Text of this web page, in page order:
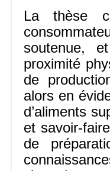
La thèse
soutenue,
proximité
de
alors en
d’aliments
et savoir-
de